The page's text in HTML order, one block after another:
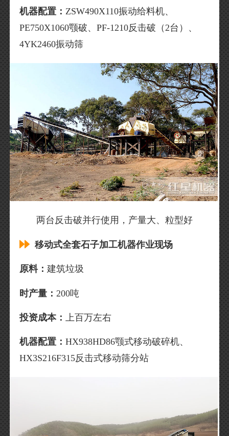
机器配置： ZSW490X110振动给料机、
PE750X1060颚破、PF-1210反击破（2台）、
4YK2460振动筛
两台反击破并行使用，产量大、粒型好
移动式全套石子加工机器作业现场
原料：建筑垃圾
时产量： 200吨
投资成本： 上百万左右
机器配置：HX938HD86颚式移动破碎机、
HX3S216F315反击式移动筛分站